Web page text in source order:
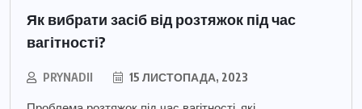
Як вибрати засіб від розтяжок під час
вагітності?
PRYNADII 15 ЛИСТОПАДА, 2023